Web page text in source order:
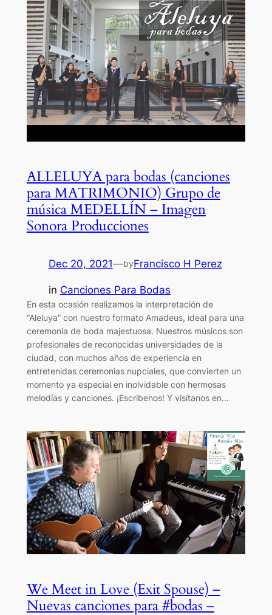
ALLELUYA para bodas (canciones
para MATRIMONIO) Grupo de
música MEDELLÍN – Imagen
Sonora Producciones
Dec 20, 2021—byFrancisco H Perez
in Canciones Para Bodas
En esta ocasión realizamos la interpretación de
“Aleluya” con nuestro formato Amadeus, ideal para una
ceremonia de boda majestuosa. Nuestros músicos son
profesionales de reconocidas universidades de la
ciudad, con muchos años de experiencia en
entretenidas ceremonias nupciales, que convierten un
momento ya especial en inolvidable con hermosas
melodías y canciones. ¡Escribenos! Y visítanos en…
We Meet in Love (Exit Spouse) –
Nuevas canciones para #bodas –